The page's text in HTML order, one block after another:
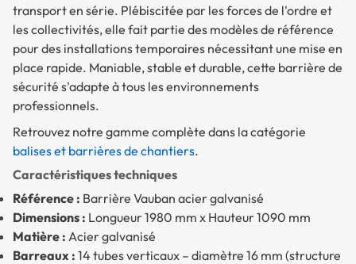
transport en série. Plébiscitée par les forces de l'ordre et
les collectivités, elle fait partie des modèles de référence
pour des installations temporaires nécessitant une mise en
place rapide. Maniable, stable et durable, cette barrière de
sécurité s'adapte à tous les environnements
professionnels.
Retrouvez notre gamme complète dans la catégorie
balises et barrières de chantiers.
Caractéristiques techniques
Référence : Barrière Vauban acier galvanisé
Dimensions : Longueur 1980 mm x Hauteur 1090 mm
Matière : Acier galvanisé
Barreaux : 14 tubes verticaux – diamètre 16 mm (structure